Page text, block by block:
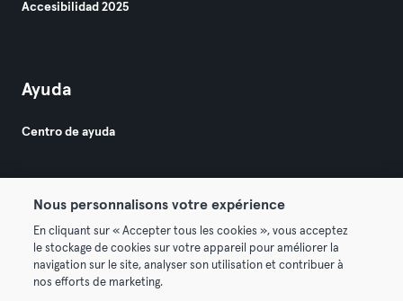
Accesibilidad 2025
Ayuda
Centro de ayuda
© 2026 Urban Sports Group GmbH. All rights reserved.
Términos y condiciones
Nous personnalisons votre expérience
En cliquant sur « Accepter tous les cookies », vous acceptez
le stockage de cookies sur votre appareil pour améliorer la
navigation sur le site, analyser son utilisation et contribuer à
nos efforts de marketing.